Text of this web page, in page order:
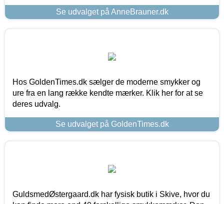
Se udvalget på AnneBrauner.dk
Hos GoldenTimes.dk sælger de moderne smykker og
ure fra en lang række kendte mærker. Klik her for at se
deres udvalg.
Se udvalget på GoldenTimes.dk
GuldsmedØstergaard.dk har fysisk butik i Skive, hvor du